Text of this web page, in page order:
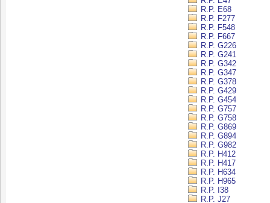
R.P. E68
R.P. F277
R.P. F548
R.P. F667
R.P. G226
R.P. G241
R.P. G342
R.P. G347
R.P. G378
R.P. G429
R.P. G454
R.P. G757
R.P. G758
R.P. G869
R.P. G894
R.P. G982
R.P. H412
R.P. H417
R.P. H634
R.P. H965
R.P. I38
R.P. J27